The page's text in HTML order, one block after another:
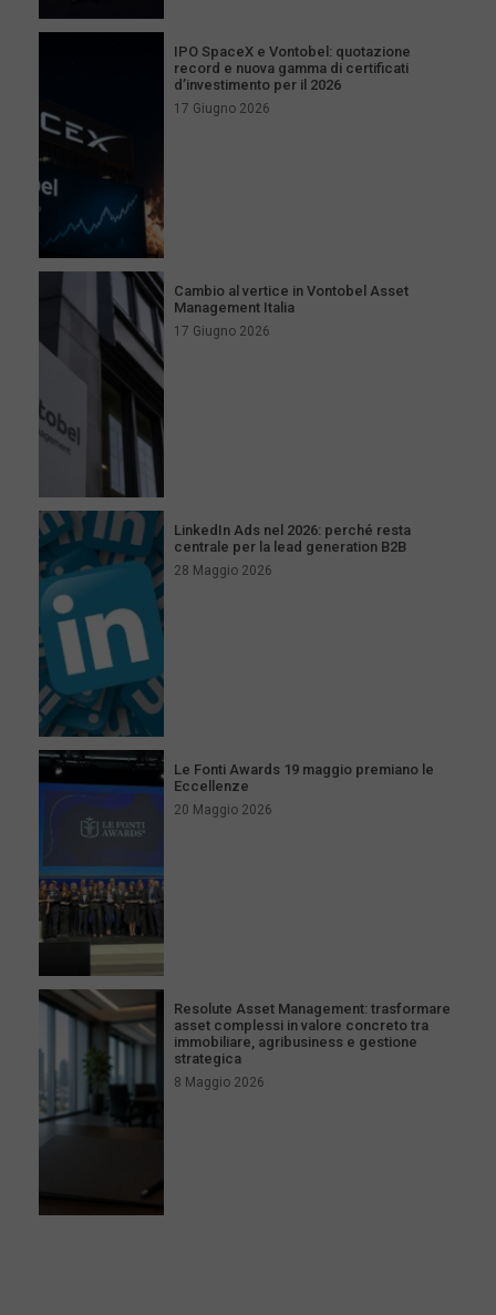
IPO SpaceX e Vontobel: quotazione
record e nuova gamma di certificati
d’investimento per il 2026
17 Giugno 2026
Cambio al vertice in Vontobel Asset
Management Italia
17 Giugno 2026
LinkedIn Ads nel 2026: perché resta
centrale per la lead generation B2B
28 Maggio 2026
Le Fonti Awards 19 maggio premiano le
Eccellenze
20 Maggio 2026
Resolute Asset Management: trasformare
asset complessi in valore concreto tra
immobiliare, agribusiness e gestione
strategica
8 Maggio 2026